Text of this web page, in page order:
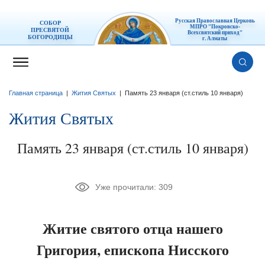
СОБОР
ПРЕСВЯТОЙ
БОГОРОДИЦЫ
Русская Православная Церковь
МПРО "Покровско-
Всехсвятский приход"
г. Алматы
Главная страница Жития Святых Память 23 января (ст.стиль 10 января)
Жития Святых
Память 23 января (ст.стиль 10 января)
Уже прочитали: 309
Житие святого отца нашего
Григория, епископа Нисского